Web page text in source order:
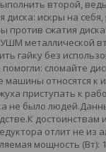
второй,
искры на
сжатия
металлической
гайку без
сломайте
машины относятся
приступать к
не было
достоинствам
отлит не
мощность